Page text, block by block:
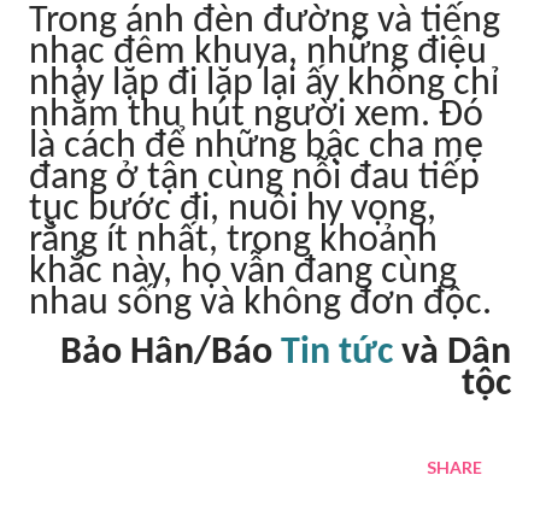
Trong ánh đèn đường và tiếng
nhạc đêm khuya, những điệu
nhảy lặp đi lặp lại ấy không chỉ
nhằm thu hút người xem. Đó
là cách để những bậc cha mẹ
đang ở tận cùng nỗi đau tiếp
tục bước đi, nuôi hy vọng,
rằng ít nhất, trong khoảnh
khắc này, họ vẫn đang cùng
nhau sống và không đơn độc.
Bảo Hân/Báo Tin tức và Dân
tộc
SHARE